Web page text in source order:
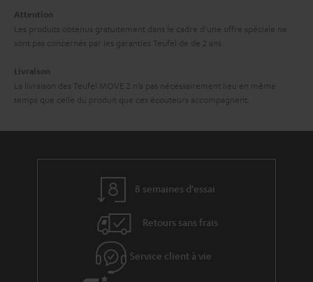
e
Attention
Les produits obtenus gratuitement dans le cadre d’une offre spéciale ne
sont pas concernés par les garanties Teufel de de 2 ans.
Livraison
La livraison des Teufel MOVE 2 n’a pas nécessairement lieu en même
temps que celle du produit que ces écouteurs accompagnent.
8 semaines d'essai
Retours sans frais
Service client à vie